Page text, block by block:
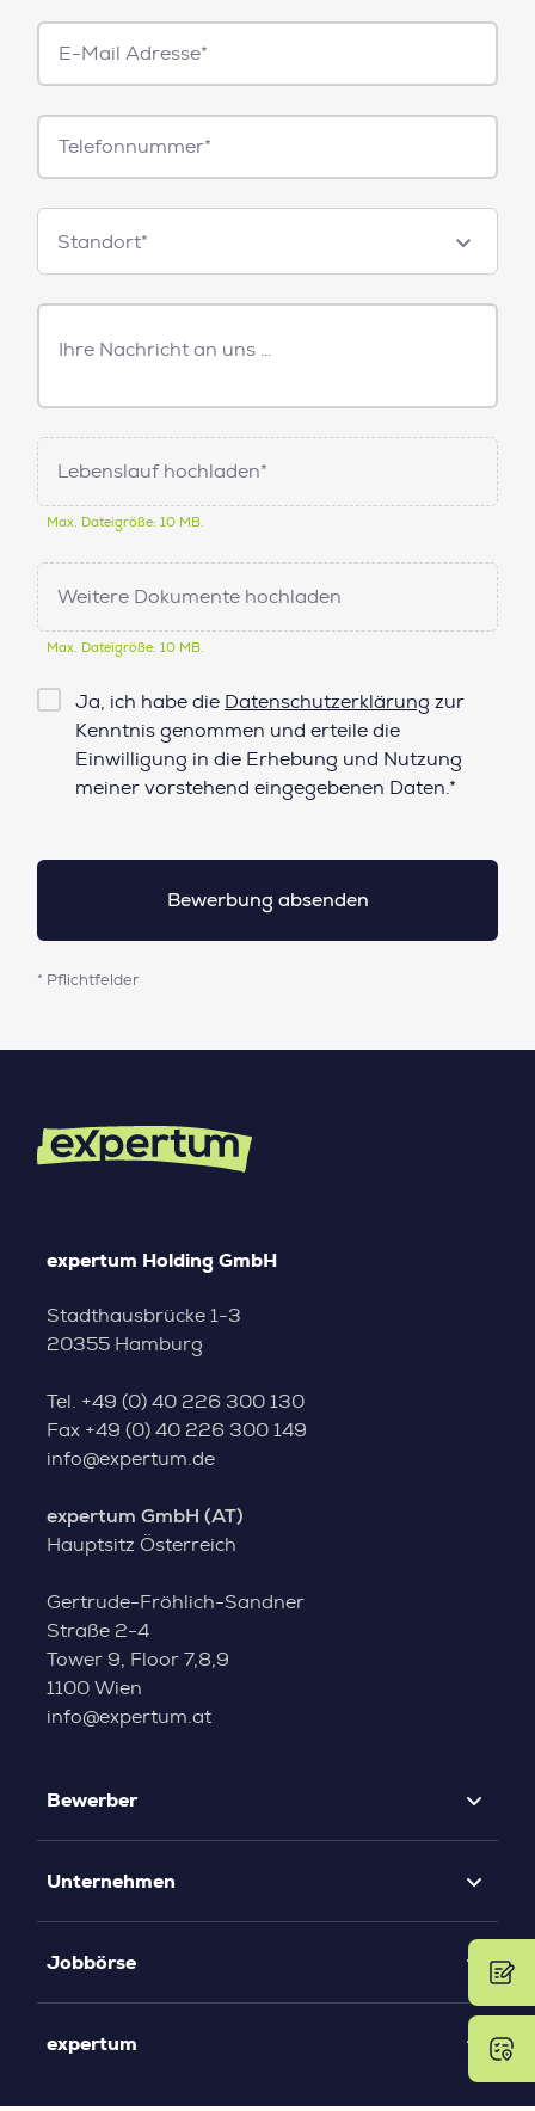
E-
Mail*
Telefonnummer
Standorte
Standort*
Freitext
Nachricht
Lebenslauf hochladen*
Max. Dateigröße: 10 MB.
Weitere Dokumente hochladen
Max. Dateigröße: 10 MB.
Checkbox
Datenschutz*
Ja, ich habe die Datenschutzerklärung zur
Kenntnis genommen und erteile die
Einwilligung in die Erhebung und Nutzung
meiner vorstehend eingegebenen Daten.*
* Pflichtfelder
expertum Holding GmbH
Stadthausbrücke 1-3
20355 Hamburg
Tel. +49 (0) 40 226 300 130
Fax +49 (0) 40 226 300 149
info@expertum.de
expertum GmbH (AT)
Hauptsitz Österreich
Gertrude-Fröhlich-Sandner
Straße 2-4
Tower 9, Floor 7,8,9
1100 Wien
info@expertum.at
Bewerber
Unternehmen
Jobbörse
expertum